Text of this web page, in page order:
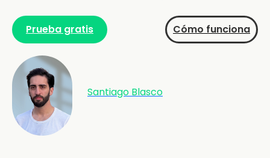
Prueba gratis Cómo funciona
Santiago Blasco